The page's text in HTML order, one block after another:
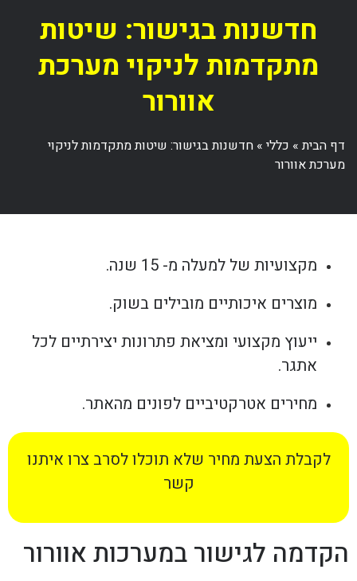
חדשנות בגישור: שיטות
מתקדמות לניקוי מערכת
אוורור
דף הבית» כללי» חדשנות בגישור: שיטות מתקדמות לניקוי
מערכת אוורור
מקצועיות של למעלה מ- 15 שנה.
מוצרים איכותיים מובילים בשוק.
ייעוץ מקצועי ומציאת פתרונות יצירתיים לכל
אתגר.
מחירים אטרקטיביים לפונים מהאתר.
לקבלת הצעת מחיר שלא תוכלו לסרב צרו איתנו
קשר
הקדמה לגישור במערכות אוורור